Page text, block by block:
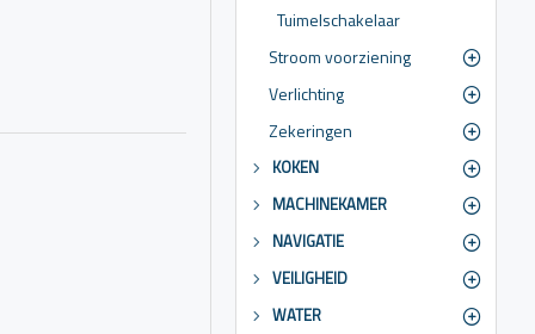
te garanderen.
Tuimelschakelaar
Stroom voorziening
Verlichting
Zekeringen
KOKEN
MACHINEKAMER
NAVIGATIE
VEILIGHEID
WATER